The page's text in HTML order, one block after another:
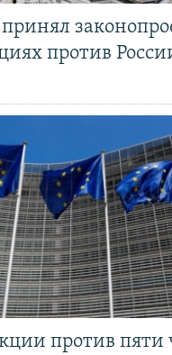
против
против пяти